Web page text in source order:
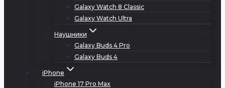
Galaxy Watch 8 Classic
Galaxy Watch Ultra
Наушники
Galaxy Buds 4 Pro
Galaxy Buds 4
iPhone
iPhone 17 Pro Max